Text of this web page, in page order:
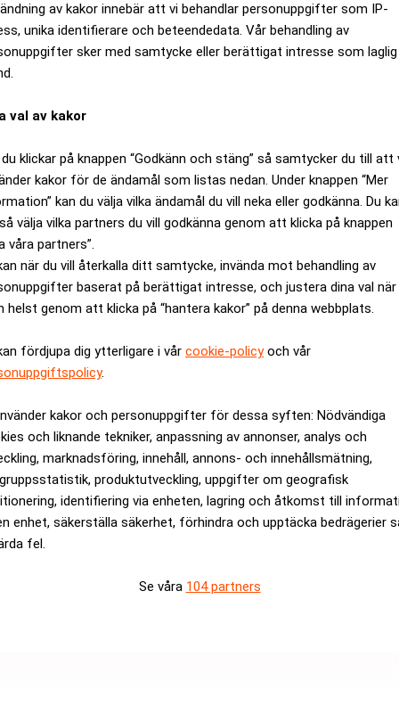
av kakor innebär att vi behandlar personuppgifter som IP-
unika identifierare och beteendedata. Vår behandling av
sker med samtycke eller berättigat intresse som laglig
val av kakor
klickar på knappen “Godkänn och stäng” så samtycker du till att
kakor för de ändamål som listas nedan. Under knappen “Mer
kan du välja vilka ändamål du vill neka eller godkänna. Du
välja vilka partners du vill godkänna genom att klicka på knappen
våra partners”.
när du vill återkalla ditt samtycke, invända mot behandling av
baserat på berättigat intresse, och justera dina val när
helst genom att klicka på “hantera kakor” på denna webbplats.
fördjupa dig ytterligare i vår cookie-policyoch vår
.
kakor och personuppgifter för dessa syften: Nödvändiga
och liknande tekniker, anpassning av annonser, analys och
marknadsföring, innehåll, annons- och innehållsmätning,
produktutveckling, uppgifter om geografisk
identifiering via enheten, lagring och åtkomst till
enhet, säkerställa säkerhet, förhindra och upptäcka bedrägerier
fel.
Se våra 104 partners
faktorer spelar in? E55
ädelmetaller då dessa inte behöver betala ränta.
för silver, till exempel inom solpaneler.
Silver Institute, kommer det också öka efterfrågan.
Silvrets revansch – därför rusar priset
En gång kallat ”den fattiges guld”.
den mindre ädla metallen koppar också sett prisökningar de